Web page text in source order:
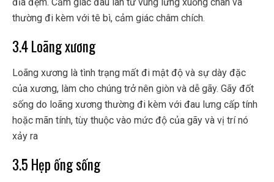
thường đi kèm với tê bì, cảm giác châm chích.
3.4 Loãng xương
Loãng xương là tình trạng mất đi mật độ và sự dày đặc
của xương, làm cho chúng trở nên giòn và dễ gãy. Gãy đốt
sống do loãng xương thường đi kèm với đau lưng cấp tính
hoặc mãn tính, tùy thuộc vào mức độ của gãy và vị trí nó
xảy ra
3.5 Hẹp ống sống